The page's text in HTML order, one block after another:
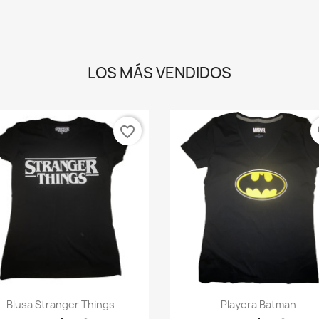
LOS MÁS VENDIDOS
Vista rápida
Blusa Stranger Things
favorite_border
Vista rápida
Playera Batman